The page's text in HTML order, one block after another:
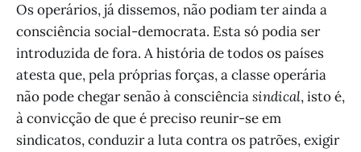
Os operários, já dissemos, não podiam ter ainda a
consciência social-democrata. Esta só podia ser
introduzida de fora. A história de todos os países
atesta que, pela próprias forças, a classe operária
não pode chegar senão à consciênciasindical, isto é,
à convicção de que é preciso reunir-se em
sindicatos, conduzir a luta contra os patrões, exigir